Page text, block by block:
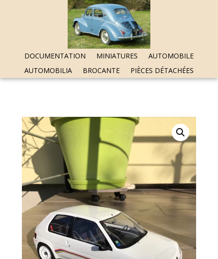
DOCUMENTATION MINIATURES
AUTOMOBILE
AUTOMOBILIA
BROCANTE PIÈCES DÉTACHÉES